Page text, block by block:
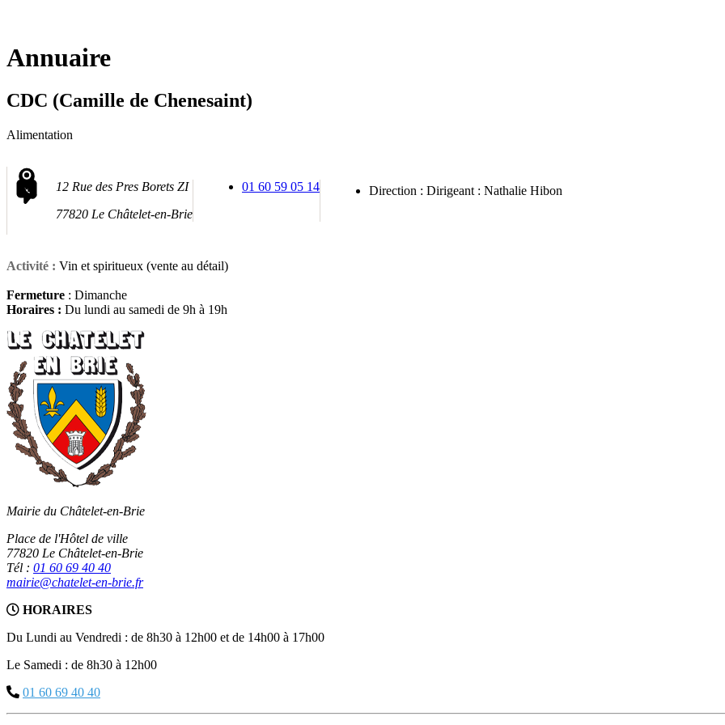
Annuaire
CDC (Camille de Chenesaint)
Alimentation
12 Rue des Pres Borets ZI
77820 Le Châtelet-en-Brie
01 60 59 05 14 Direction : Dirigeant : Nathalie Hibon
Activité : Vin et spiritueux (vente au détail)
Fermeture : Dimanche
Horaires : Du lundi au samedi de 9h à 19h
Mairie du Châtelet-en-Brie
Place de l'Hôtel de ville
77820 Le Châtelet-en-Brie
Tél : 01 60 69 40 40
mairie@chatelet-en-brie.fr
HORAIRES
Du Lundi au Vendredi : de 8h30 à 12h00 et de 14h00 à 17h00
Le Samedi : de 8h30 à 12h00
01 60 69 40 40